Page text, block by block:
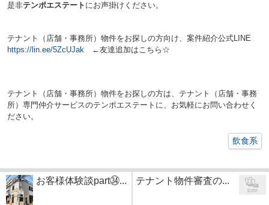
是非テンポエステート にお声掛けください。
テナント（店舗・事務所）物件をお探しの方向け、案件紹介公式LINE
https://lin.ee/5ZcUJak←友達追加はこちら☆
テナント（店舗・事務所）物件をお探しの方は、テナント（店舗・事務
所）専門仲介サービスのテンポエステートに、お気軽にお問い合わせく
ださい。
飲食系
お客様体験談part㉞... テナント物件審査の...